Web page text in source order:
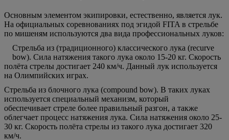
Основным элементом экипировки, естественно, является лук.
На официальных соревнованиях под эгидой FITA в стрельбе
по мишеням используются два вида профессиональных луков:
Стрельба из (традиционного) классического лука (recurve
bow). Сила натяжения такого лука около 15-20 кг. Скорость
полёта стрелы достигает 240 км/ч. Данный лук используется
на Олимпийских играх.
Стрельба из блочного лука (compound bow). В таких луках
используется специальный механизм, который
обеспечивает стреле более правильный разгон, а также
облегчает процесс натяжения лука. Сила натяжения около 25-
30 кг. Скорость полёта стрелы из такого лука достигает 320
км/ч.